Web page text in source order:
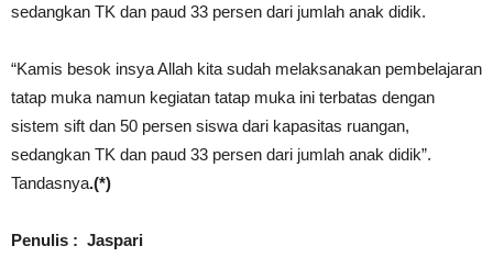
sedangkan TK dan paud 33 persen dari jumlah anak didik.
“Kamis besok insya Allah kita sudah melaksanakan pembelajaran
tatap muka namun kegiatan tatap muka ini terbatas dengan
sistem sift dan 50 persen siswa dari kapasitas ruangan,
sedangkan TK dan paud 33 persen dari jumlah anak didik”.
Tandasnya.(*)
Penulis : Jaspari